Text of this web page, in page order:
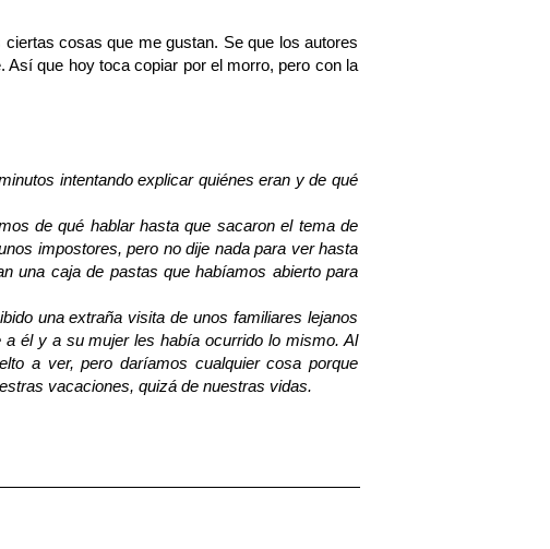
cosas que me gustan. Se que los autores
que hoy toca copiar por el morro, pero con la
intentando explicar quiénes eran y de qué
de qué hablar hasta que sacaron el tema de
impostores, pero no dije nada para ver hasta
una caja de pastas que habíamos abierto para
una extraña visita de unos familiares lejanos
él y a su mujer les había ocurrido lo mismo. Al
a ver, pero daríamos cualquier cosa porque
vacaciones, quizá de nuestras vidas.